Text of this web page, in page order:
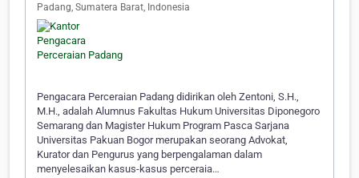
Padang, Sumatera Barat, Indonesia
Pengacara Perceraian Padang didirikan oleh Zentoni, S.H.,
M.H., adalah Alumnus Fakultas Hukum Universitas Diponegoro
Semarang dan Magister Hukum Program Pasca Sarjana
Universitas Pakuan Bogor merupakan seorang Advokat,
Kurator dan Pengurus yang berpengalaman dalam
menyelesaikan kasus-kasus perceraia…